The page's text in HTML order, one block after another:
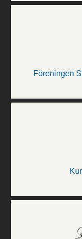
Föreningen